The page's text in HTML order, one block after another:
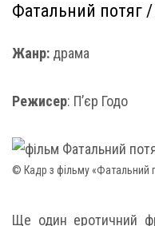
Фатальний потяг /
Жанр: драма
Режисер: П’єр Годо
© Кадр з фільму «Фатальний
Ще один еротичний